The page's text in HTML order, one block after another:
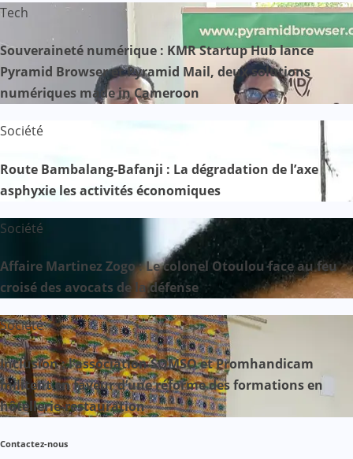
Tech
Souveraineté numérique : KMR Startup Hub lance
Pyramid Browser et Pyramid Mail, deux solutions
numériques made in Cameroon
Société
Route Bambalang-Bafanji : La dégradation de l’axe
asphyxie les activités économiques
Société
Affaire Martinez Zogo : Le colonel Otoulou face au feu
croisé des avocats de la défense
Société
Inclusion : l’association SOMSO et Promhandicam
militent en faveur d’une réforme des formations en
hôtellerie-restauration
Contactez-nous